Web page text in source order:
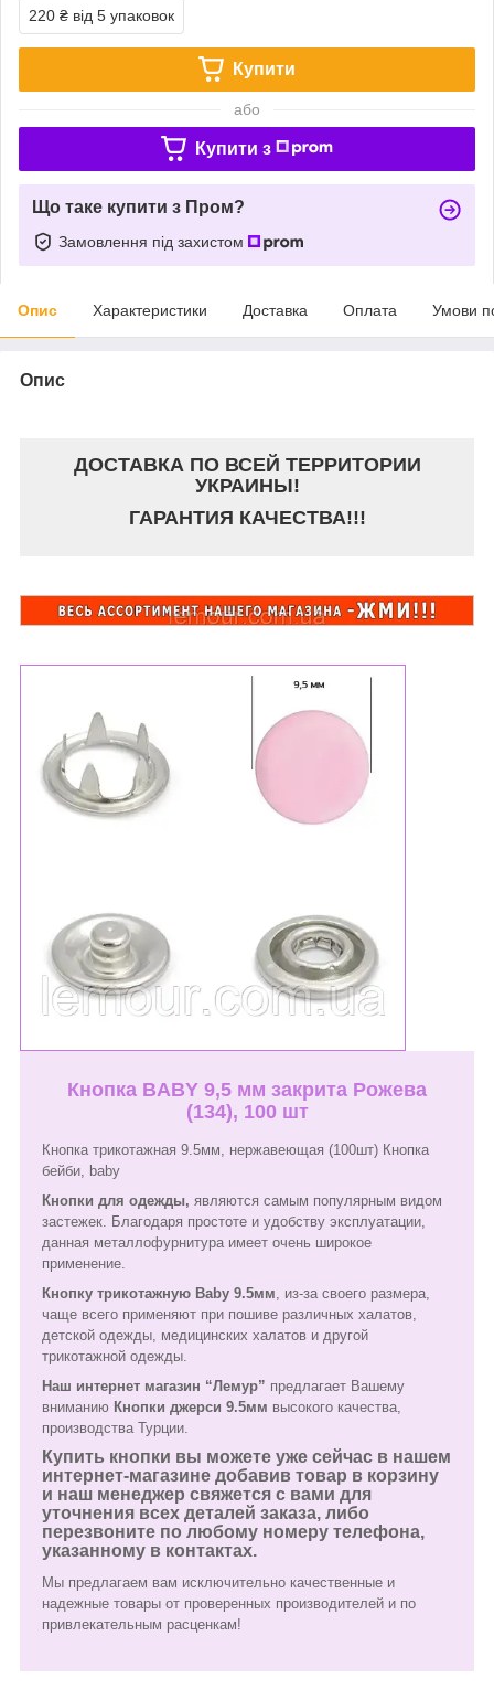
220 ₴ від 5 упаковок
Купити
або
Купити з
Що таке купити з Пром?
Замовлення під захистом
Опис Характеристики Доставка Оплата Умови
Опис
ДОСТАВКА ПО ВСЕЙ ТЕРРИТОРИИ
УКРАИНЫ!
ГАРАНТИЯ КАЧЕСТВА!!!
Кнопка BABY 9,5 мм закрита Рожева
(134), 100 шт
Кнопка трикотажная 9.5мм, нержавеющая (100шт) Кнопка
бейби, baby
Кнопки для одежды, являются самым популярным видом
застежек. Благодаря простоте и удобству эксплуатации,
данная металлофурнитура имеет очень широкое
применение.
Кнопку трикотажную Baby 9.5мм , из-за своего размера,
чаще всего применяют при пошиве различных халатов,
детской одежды, медицинских халатов и другой
трикотажной одежды.
Наш интернет магазин “Лемур” предлагает Вашему
вниманию Кнопки джерси 9.5мм высокого качества,
производства Турции.
Купить кнопки вы можете уже сейчас в нашем
интернет-магазине добавив товар в корзину
и наш менеджер свяжется с вами для
уточнения всех деталей заказа, либо
перезвоните по любому номеру телефона,
указанному в контактах.
Мы предлагаем вам исключительно качественные и
надежные товары от проверенных производителей и по
привлекательным расценкам!